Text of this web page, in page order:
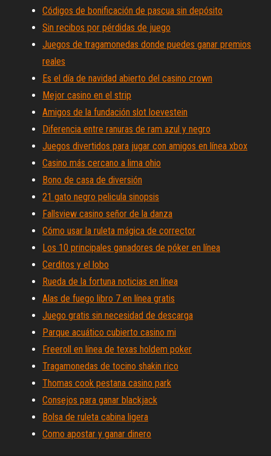
Códigos de bonificación de pascua sin depósito
Sin recibos por pérdidas de juego
Juegos de tragamonedas donde puedes ganar premios
reales
Es el día de navidad abierto del casino crown
Mejor casino en el strip
Amigos de la fundación slot loevestein
Diferencia entre ranuras de ram azul y negro
Juegos divertidos para jugar con amigos en línea xbox
Casino más cercano a lima ohio
Bono de casa de diversión
21 gato negro pelicula sinopsis
Fallsview casino señor de la danza
Cómo usar la ruleta mágica de corrector
Los 10 principales ganadores de póker en línea
Cerditos y el lobo
Rueda de la fortuna noticias en línea
Alas de fuego libro 7 en línea gratis
Juego gratis sin necesidad de descarga
Parque acuático cubierto casino mi
Freeroll en línea de texas holdem poker
Tragamonedas de tocino shakin rico
Thomas cook pestana casino park
Consejos para ganar blackjack
Bolsa de ruleta cabina ligera
Como apostar y ganar dinero